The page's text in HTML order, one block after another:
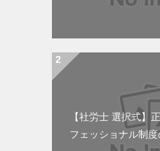
【社労士 選択式】
フェッショナル制度